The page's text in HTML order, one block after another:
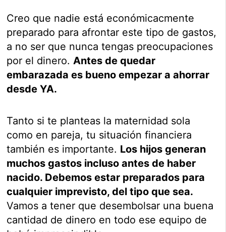
Creo que nadie está económicacmente
preparado para afrontar este tipo de gastos,
a no ser que nunca tengas preocupaciones
por el dinero. Antes de quedar
embarazada es bueno empezar a ahorrar
desde YA.
Tanto si te planteas la maternidad sola
como en pareja, tu situación financiera
también es importante. Los hijos generan
muchos gastos incluso antes de haber
nacido. Debemos estar preparados para
cualquier imprevisto, del tipo que sea.
Vamos a tener que desembolsar una buena
cantidad de dinero en todo ese equipo de